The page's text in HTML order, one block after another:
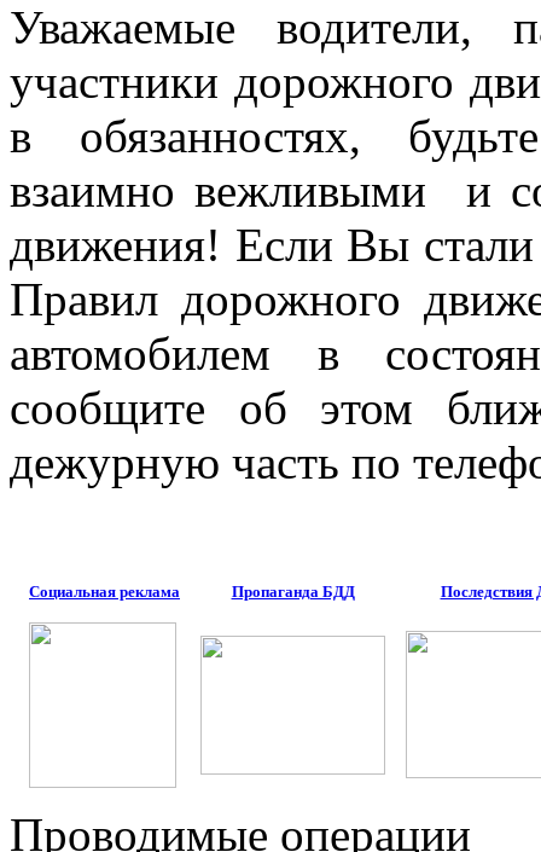
Уважаемые водители,
участники дорожного
в обязанностях,
взаимно вежливыми и
движения! Если Вы
Правил дорожного
автомобилем в
сообщите об этом
дежурную часть по
Социальная реклама Пропаганда БДД
Проводимые операции